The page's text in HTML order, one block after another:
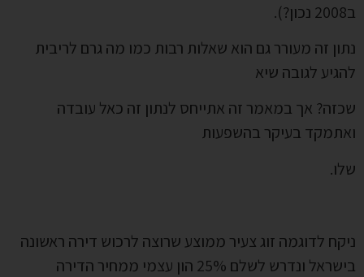
ב2008 נכון?).
נתון זה מעורר גם הוא שאלות רבות כמו מה גרם לריבית
להגיע לגובה שיא
שכזה? אך במאמר זה אתייחס לנתון זה כאל עובדה
ואתמקד בעיקר בהשפעות
שלו.
ניקח לדוגמה זוג צעיר ממוצע שרוצה לרכוש דירה ראשונה
בישראל ונדרש לשלם 25% הון עצמי ממחיר הדירה